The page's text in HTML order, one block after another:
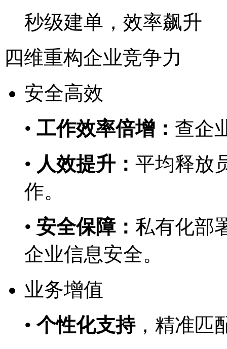
秒级建单，效率飙升
四维重构企业竞争力
安全高效
• 工作效率倍增： 查企
• 人效提升： 平均释放
作。
• 安全保障： 私有化部署
企业信息安全。
业务增值
• 个性化支持，精准